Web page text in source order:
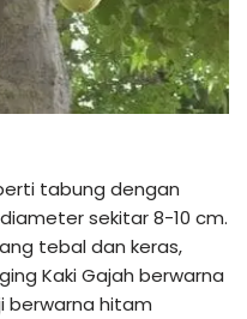
tabung dengan
sekitar 8-10 cm.
tebal dan keras,
Kaki Gajah berwarna
berwarna hitam